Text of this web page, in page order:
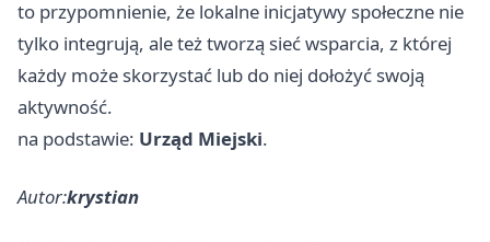
to przypomnienie, że lokalne inicjatywy społeczne nie
tylko integrują, ale też tworzą sieć wsparcia, z której
każdy może skorzystać lub do niej dołożyć swoją
aktywność.
na podstawie: Urząd Miejski.
Autor:krystian